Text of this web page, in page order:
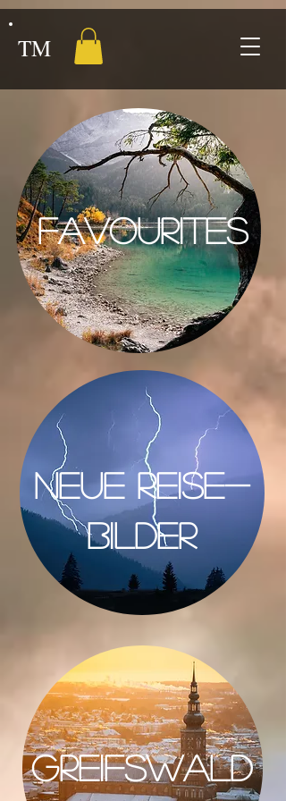
TM
Favourites
Greifswald
NEUE Reise-
BILDER